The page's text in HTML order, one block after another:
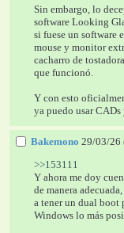
Sin embargo, lo
software Looking
si fuese un software
mouse y monitor
cacharro de
que funcionó.
Y con esto
ya puedo usar
Bakemono 29/03/26
>>153111
Y ahora me doy
de manera
a tener un dual boot
Windows lo más